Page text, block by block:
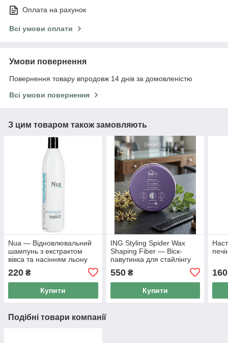
Оплата на рахунок
Всі умови оплати
Умови повернення
Повернення товару впродовж 14 днів за домовленістю
Всі умови повернення
З цим товаром також замовляють
Nua — Відновлювальний
шампунь з екстрактом
вівса та насінням льону
220 ₴
Купити
ING Styling Spider Wax
Shaping Fiber — Віск-
павутинка для стайлінгу
середньої фіксації 2*100
мл
550₴
Купити
160
Подібні товари компанії